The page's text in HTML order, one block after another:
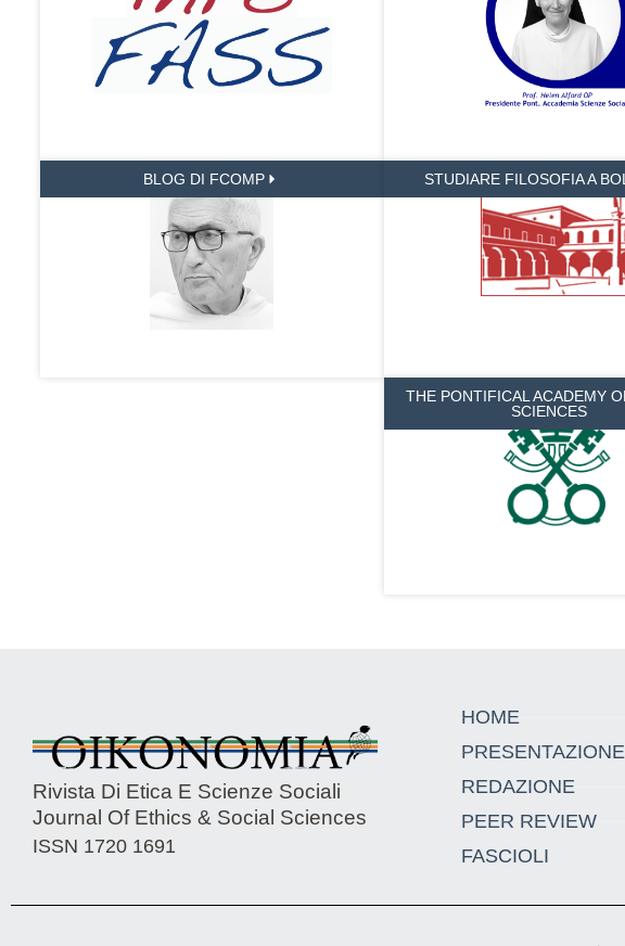
BLOG DI FCOMP STUDIARE FILOSOFIA A
THE PONTIFICAL ACADEMY
SCIENCES
Rivista Di Etica E Scienze Sociali
Journal Of Ethics & Social Sciences
ISSN 1720 1691
HOME
PRESENTAZIONE
REDAZIONE
PEER REVIEW
FASCIOLI